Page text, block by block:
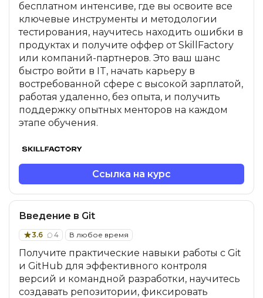
бесплатном интенсиве, где вы освоите все
ключевые инструменты и методологии
тестирования, научитесь находить ошибки в
продуктах и получите оффер от SkillFactory
или компаний-партнеров. Это ваш шанс
быстро войти в IT, начать карьеру в
востребованной сфере с высокой зарплатой,
работая удаленно, без опыта, и получить
поддержку опытных менторов на каждом
этапе обучения.
Ссылка на курс
Введение в Git
3.6 4 В любое время
Получите практические навыки работы с Git
и GitHub для эффективного контроля
версий и командной разработки, научитесь
создавать репозитории, фиксировать